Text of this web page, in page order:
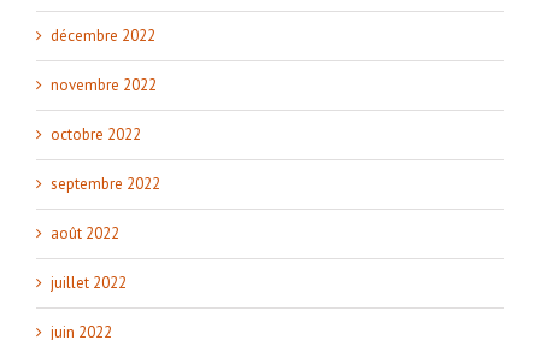
décembre 2022
novembre 2022
octobre 2022
septembre 2022
août 2022
juillet 2022
juin 2022